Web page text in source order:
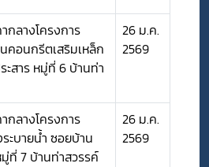
กลางโครงการ
คอนกรีตเสริมเหล็ก
ะสาร หมู่ที่ 6 บ้านท่า
26 ม.ค.
2569
กลางโครงการ
ะบายน้ำ ซอยบ้าน
ที่ 7 บ้านท่าสวรรค์
26 ม.ค.
2569